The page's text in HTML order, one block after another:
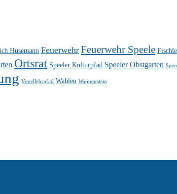
Husemann Feuerwehr Feuerwehr Speele
Ortsrat Speeler Kulturpfad Speeler Obstgarten
Vogellehrpfad Wahlen Wappenstein